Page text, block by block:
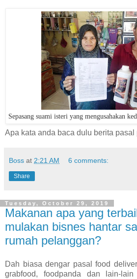
Sepasang suami isteri yang mengusahakan
Apa kata anda baca dulu berita
Boss at 2:21 AM 6 comments:
Share
Tuesday, October 29, 2019
Makanan apa yang
mulakan bisnes hantar
rumah pelanggan?
Dah biasa dengar pasal food
grabfood, foodpanda dan lain-lain